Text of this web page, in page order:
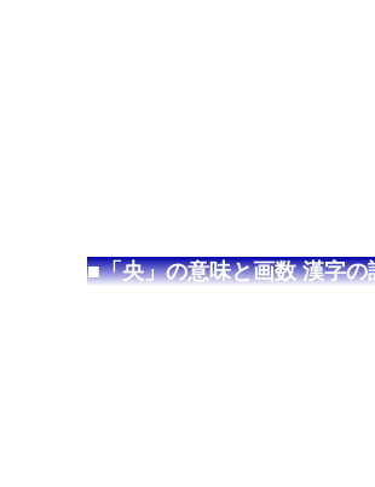
■「央」の意味と画数 漢字の